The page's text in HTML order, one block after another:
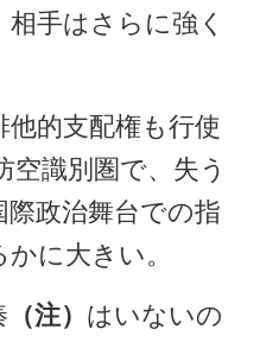
手はさらに強く
的支配権も行使
識別圏で、失う
政治舞台での指
に大きい。
（注） はいないの